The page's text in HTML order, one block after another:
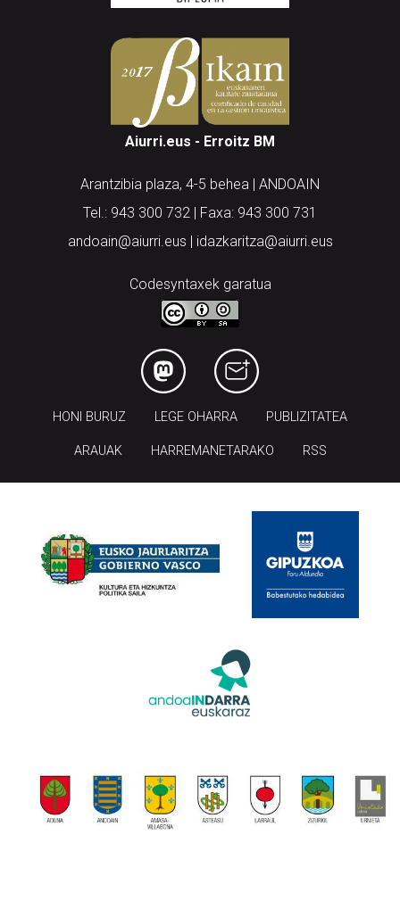
Aiurri.eus - Erroitz BM
Arantzibia plaza, 4-5 behea | ANDOAIN
Tel.: 943 300 732 | Faxa: 943 300 731
andoain@aiurri.eus | idazkaritza@aiurri.eus
Codesyntaxek garatua
HONI BURUZ LEGE OHARRA PUBLIZITATEA
ARAUAK HARREMANETARAKO RSS